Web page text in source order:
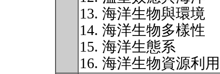
13. 海洋生物與環境
14. 海洋生物多樣性
15. 海洋生態系
16. 海洋生物資源利